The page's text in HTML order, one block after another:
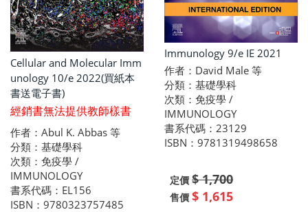
Cellular and Molecular Imm
unology 10/e 2022(買紙本
書送電子書)
經銷書無法提供教師樣書
作者：Abul K. Abbas 等
分類：基礎學科
次類：免疫學 /
IMMUNOLOGY
書系代碼：EL156
ISBN：9780323757485
Immunology 9/e IE 2021
作者：David Male 等
分類：基礎學科
次類：免疫學 /
IMMUNOLOGY
書系代碼：23129
ISBN：9781319498658
定價 $ 1,700
售價 $ 1,615